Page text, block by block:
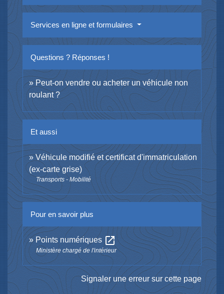
Services en ligne et formulaires
Questions ? Réponses !
Peut-on vendre ou acheter un véhicule non
roulant ?
Et aussi
Véhicule modifié et certificat d'immatriculation
(ex-carte grise)
Transports - Mobilité
Pour en savoir plus
Points numériques open_in_new
Ministère chargé de l'intérieur
Signaler une erreur sur cette page